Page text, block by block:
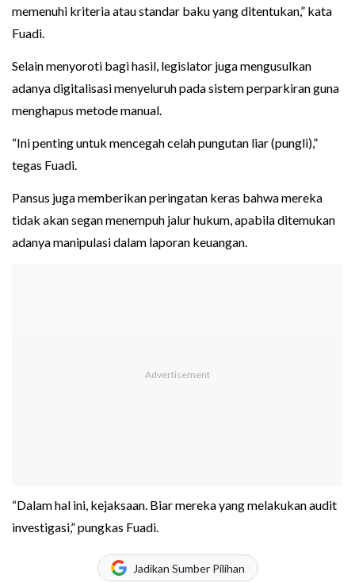
memenuhi kriteria atau standar baku yang ditentukan,” kata
Fuadi.
Selain menyoroti bagi hasil, legislator juga mengusulkan
adanya digitalisasi menyeluruh pada sistem perparkiran guna
menghapus metode manual.
“Ini penting untuk mencegah celah pungutan liar (pungli),”
tegas Fuadi.
Pansus juga memberikan peringatan keras bahwa mereka
tidak akan segan menempuh jalur hukum, apabila ditemukan
adanya manipulasi dalam laporan keuangan.
“Dalam hal ini, kejaksaan. Biar mereka yang melakukan audit
investigasi,” pungkas Fuadi.
Jadikan Sumber Pilihan